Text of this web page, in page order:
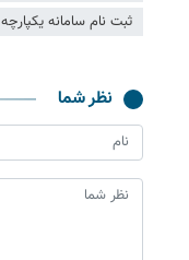
ثبت نام سامانه
نظر شما